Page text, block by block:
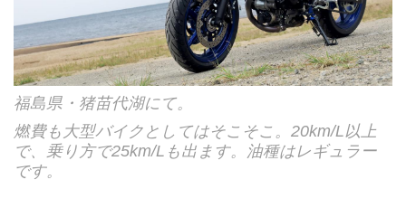
福島県・猪苗代湖にて。
燃費も大型バイクとしてはそこそこ。20km/L以上
で、乗り方で25km/Lも出ます。油種はレギュラー
です。